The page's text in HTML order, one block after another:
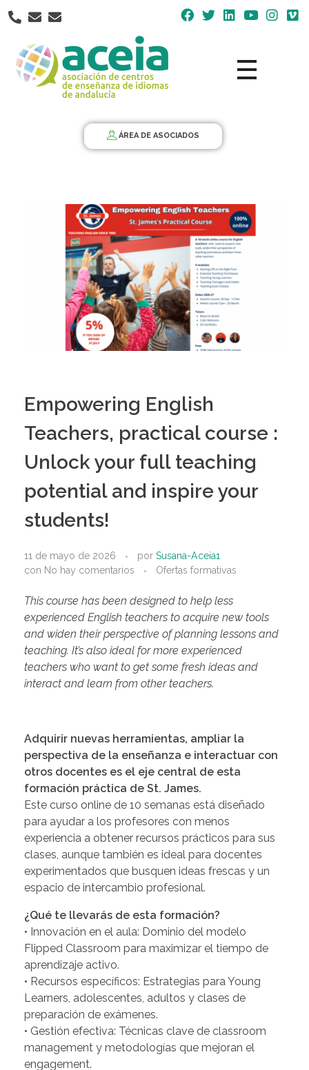
Nota:
este
web
incluye
ÁREA DE ASOCIADOS
Empowering English
Teachers, practical course :
Unlock your full teaching
potential and inspire your
students!
11 de mayo de 2026 por Susana-Aceia1
con No hay comentarios Ofertas formativas
This course has been designed to help less
experienced English teachers to acquire new tools
and widen their perspective of planning lessons and
teaching. It’s also ideal for more experienced
teachers who want to get some fresh ideas and
interact and learn from other teachers.
Adquirir nuevas herramientas, ampliar la
perspectiva de la enseñanza e interactuar con
otros docentes es el eje central de esta
formación práctica de St. James.
Este curso online de 10 semanas está diseñado
para ayudar a los profesores con menos
experiencia a obtener recursos prácticos para sus
clases, aunque también es ideal para docentes
experimentados que busquen ideas frescas y un
espacio de intercambio profesional.
¿Qué te llevarás de esta formación?
• Innovación en el aula: Dominio del modelo
Flipped Classroom para maximizar el tiempo de
aprendizaje activo.
• Recursos específicos: Estrategias para Young
Learners, adolescentes, adultos y clases de
preparación de exámenes.
• Gestión efectiva: Técnicas clave de classroom
management y metodologías que mejoran el
engagement.